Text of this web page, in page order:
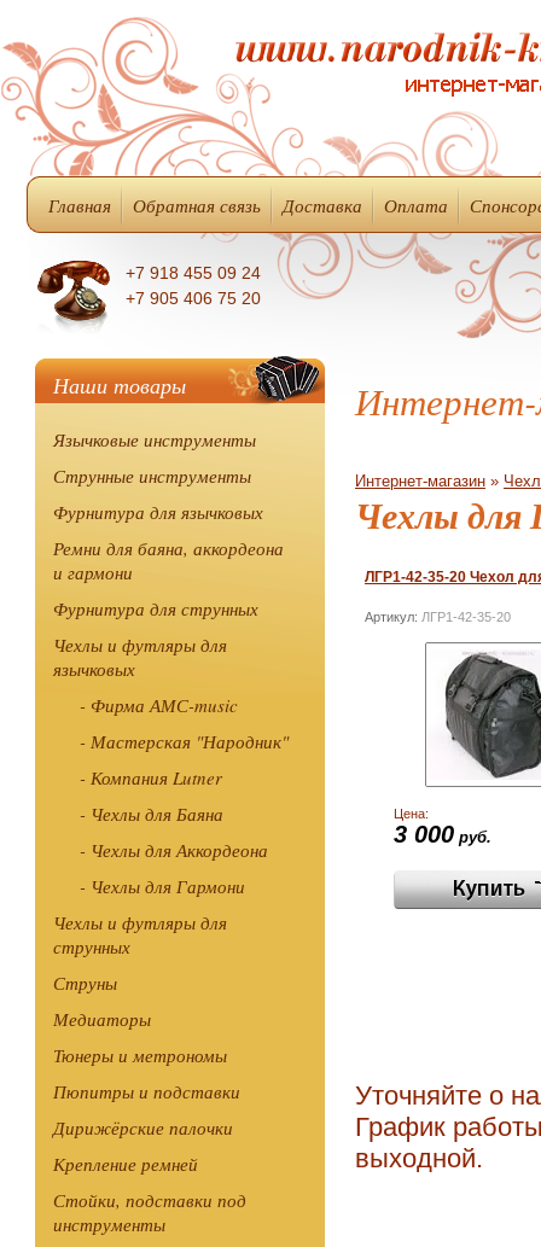
Главная Обратная связь Доставка Оплата
+7 918 455 09 24
+7 905 406 75 20
Наши товары
Язычковые инструменты
Струнные инструменты
Фурнитура для язычковых
Ремни для баяна, аккордеона
и гармони
Фурнитура для струнных
Чехлы и футляры для
язычковых
- Фирма АМС-music
- Мастерская "Народник"
- Компания Lutner
- Чехлы для Баяна
- Чехлы для Аккордеона
- Чехлы для Гармони
Чехлы и футляры для
струнных
Струны
Медиаторы
Тюнеры и метрономы
Пюпитры и подставки
Дирижёрские палочки
Крепление ремней
Стойки, подставки под
инструменты
Интернет-
Интернет-магазин »
Чехлы для
ЛГР1-42-35-20 Чехол
Артикул: ЛГР1-42-35-20
Цена:
3 000 руб.
Уточняйте о
График
выходной.